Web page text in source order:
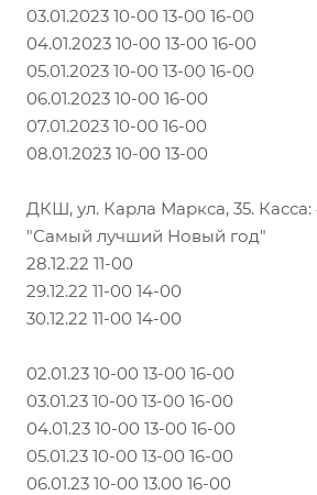
03.01.2023 10-00 13-00 16-00
04.01.2023 10-00 13-00 16-00
05.01.2023 10-00 13-00 16-00
06.01.2023 10-00 16-00
07.01.2023 10-00 16-00
08.01.2023 10-00 13-00
ДКШ, ул. Карла Маркса, 35. Касса:
"Самый лучший Новый год"
28.12.22 11-00
29.12.22 11-00 14-00
30.12.22 11-00 14-00
02.01.23 10-00 13-00 16-00
03.01.23 10-00 13-00 16-00
04.01.23 10-00 13-00 16-00
05.01.23 10-00 13-00 16-00
06.01.23 10-00 13.00 16-00